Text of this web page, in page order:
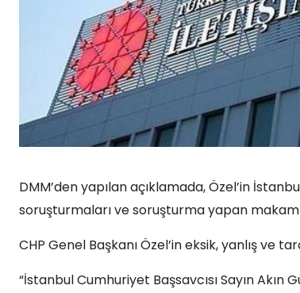
DMM’den yapılan açıklamada, Özel’in
soruşturmaları ve soruşturma yapan
CHP Genel Başkanı Özel’in eksik, yanlış ve
“⁠İstanbul Cumhuriyet Başsavcısı Sayın